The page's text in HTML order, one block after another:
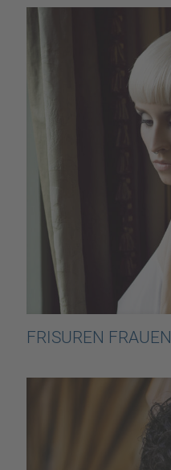
FRISUREN FRAUEN